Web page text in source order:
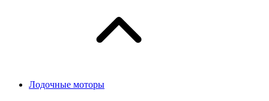
Лодочные моторы